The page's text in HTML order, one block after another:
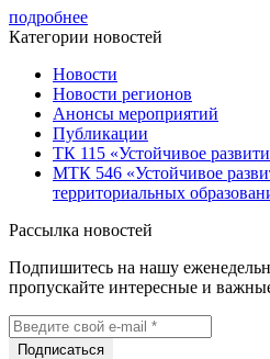
подробнее
Категории новостей
Новости
Новости регионов
Анонсы мероприятий
Публикации
ТК 115 «Устойчивое
МТК 546 «Устойчивое
территориальных
Рассылка новостей
Подпишитесь на нашу
пропускайте интересные и